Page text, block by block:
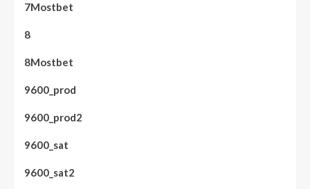
7Mostbet
8
8Mostbet
9600_prod
9600_prod2
9600_sat
9600_sat2